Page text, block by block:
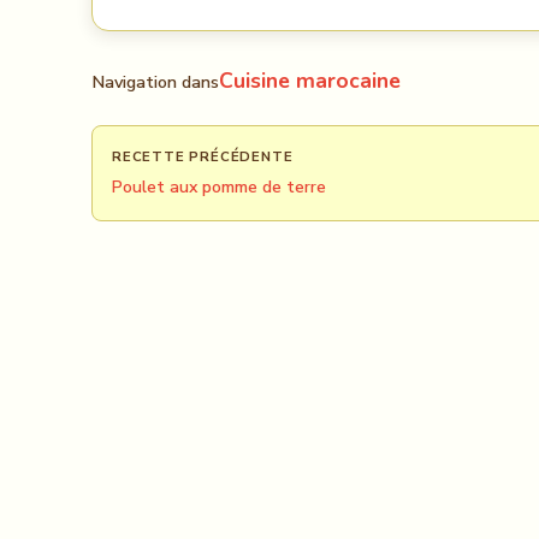
Navigation dansCuisine marocaine
RECETTE PRÉCÉDENTE
Poulet aux pomme de terre